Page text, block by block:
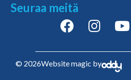
Seuraa meitä
© 2026Website magic by